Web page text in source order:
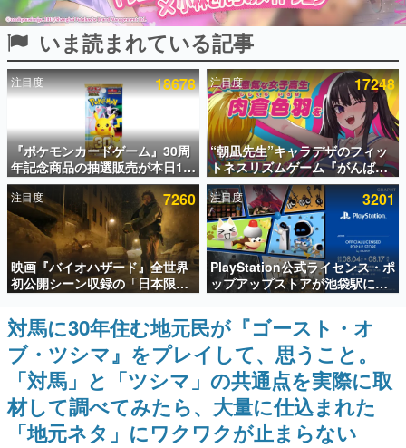
ピックアップ
電ファミのいま読まれている記事ランキング
アプリセール情報
インタビュー
連載・特集一覧
殿堂入り記事
SNS拡散数が数千以上！ ページビュー数万以上！ などな
ど。多くの人々に読まれた、電ファミ渾身の“殿堂入り”記
事をまとめました。
ゲームの企画書
名作ゲームクリエイターの方々に製作時のエピソードをお
聞きし、ヒットする企画（ゲーム）とは何か？を探ってい
きます。
赫本
この物語を解いてはいけない。『赫本』は、〈試験問題〉
の形をした短編ホラー小説集です。
いま読まれている記事
注目度 18678
『ポケモンカードゲーム』30周
年記念商品の抽選販売が本日12
時より開始。拡張パック「30th
CELEBRATION」のボックス
に、「プレミアムデッキセット
エーフィ・ブラッキー」
「FUTURISTIC BOX」の計3商
品
注目度 17248
“朝凪先生”キャラデザのフィッ
トネスリズムゲーム『がんば
れ！チアリズム』Steamストア
ページが公開。キャラクターの
CVは陽向葵ゅかさん
注目度 7260
映画『バイオハザード』全世界
初公開シーン収録の「日本限
定」予告映像が解禁。バイオの
日（8月10日）にあわせて、
「ラクーンシティ総合病院」へ
行く配達人の姿が披露
注目度 3201
PlayStation公式ライセンス・ポ
ップアップストアが池袋駅にて
期間限定で開催。夏のアパレル
や『ブラッドボーン』の新作ア
イテムが登場
対馬に30年住む地元民が『ゴースト・オ
ブ・ツシマ』をプレイして、思うこと。
「対馬」と「ツシマ」の共通点を実際に取
材して調べてみたら、大量に仕込まれた
「地元ネタ」にワクワクが止まらない